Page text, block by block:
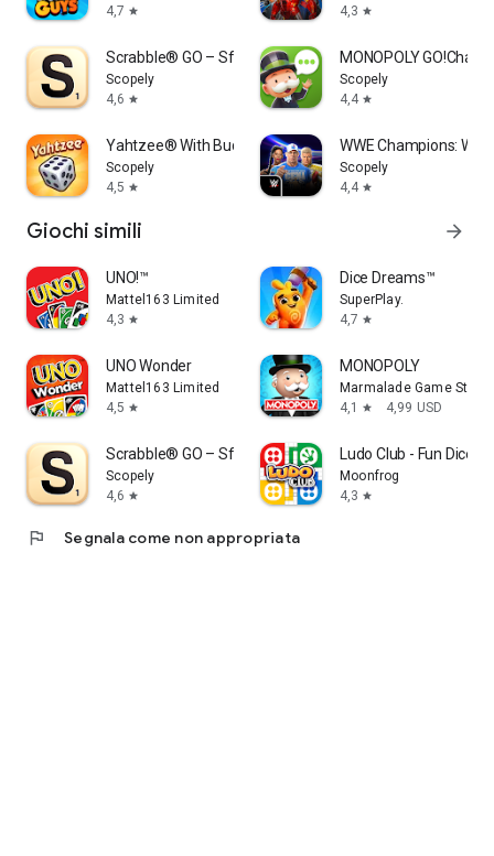
4,7 star
4,3 star
Scrabble® GO – Sfida di parole
Scopely
4,6 star
MONOPOLY GO!Chat
Scopely
4,4 star
Yahtzee® With Buddies
Scopely
4,5 star
WWE Champions:
Scopely
4,4 star
Giochi simili arrow_forward
UNO!™
Mattel163 Limited
4,3 star
Dice Dreams™️
SuperPlay.
4,7 star
UNO Wonder
Mattel163 Limited
4,5 star
MONOPOLY
Marmalade Game
4,1
star 4,99 USD
Scrabble® GO – Sfida di parole
Scopely
4,6 star
Ludo Club - Fun Dice
Moonfrog
4,3 star
flag Segnala come non appropriata